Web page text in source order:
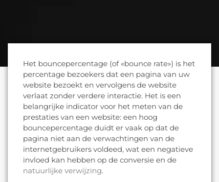
Het bouncepercentage (of «bounce rate») is het
percentage bezoekers dat een pagina van uw
website bezoekt en vervolgens de website
verlaat zonder verdere interactie. Het is een
belangrijke indicator voor het meten van de
prestaties van een website: een hoog
bouncepercentage duidt er vaak op dat de
pagina niet aan de verwachtingen van de
internetgebruikers voldeed, wat een negatieve
invloed kan hebben op de conversie en de
natuurlijke verwijzing.